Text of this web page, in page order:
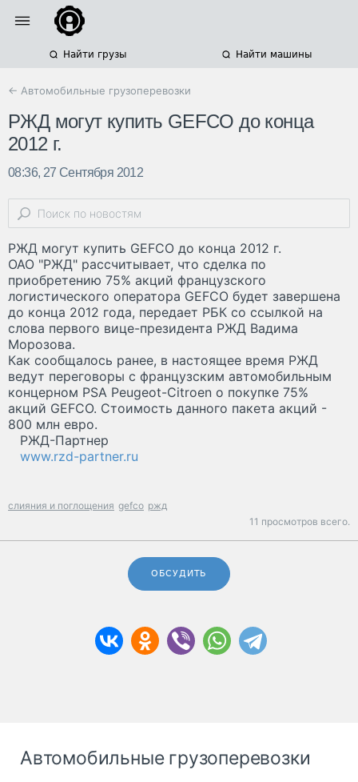
Найти грузы Найти машины
← Автомобильные грузоперевозки
РЖД могут купить GEFCO до конца
2012 г.
08:36, 27 Сентября 2012
РЖД могут купить GEFCO до конца 2012 г.
ОАО "РЖД" рассчитывает, что сделка по
приобретению 75% акций французского
логистического оператора GEFCO будет завершена
до конца 2012 года, передает РБК со ссылкой на
слова первого вице-президента РЖД Вадима
Морозова.
Как сообщалось ранее, в настоящее время РЖД
ведут переговоры с французским автомобильным
концерном PSA Peugeot-Citroen о покупке 75%
акций GEFCO. Стоимость данного пакета акций -
800 млн евро.
РЖД-Партнер
www.rzd-partner.ru
слияния и поглощения gefco ржд
11 просмотров всего.
ОБСУДИТЬ
Автомобильные грузоперевозки